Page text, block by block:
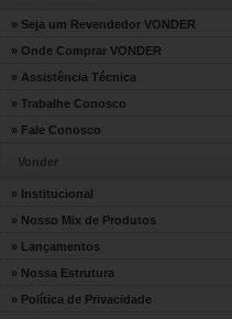
» Seja um Revendedor VONDER
» Onde Comprar VONDER
» Assistência Técnica
» Trabalhe Conosco
» Fale Conosco
Vonder
» Institucional
» Nosso Mix de Produtos
» Lançamentos
» Nossa Estrutura
» Política de Privacidade